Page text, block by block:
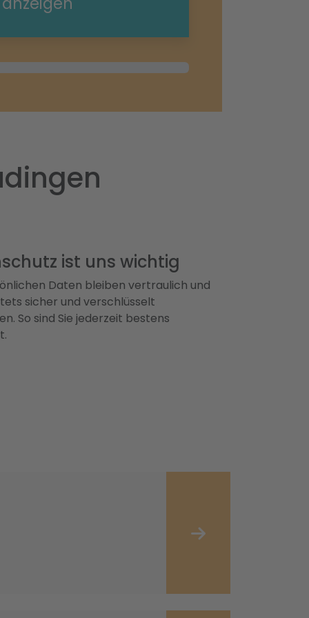
ist uns wichtig
Daten bleiben vertraulich und
sicher und verschlüsselt
So sind Sie jederzeit bestens